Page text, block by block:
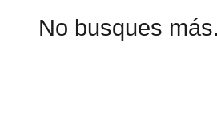
No busques